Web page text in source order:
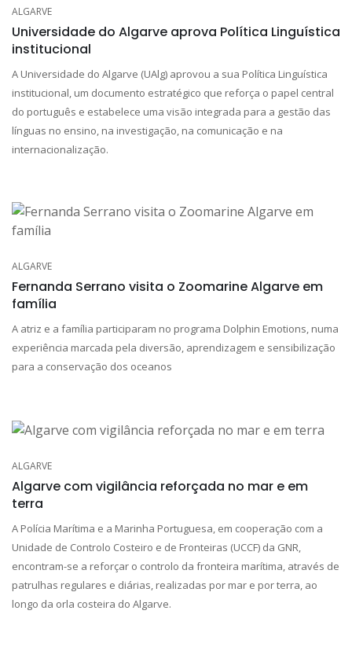
ALGARVE
Universidade do Algarve aprova Política Linguística
institucional
A Universidade do Algarve (UAlg) aprovou a sua Política Linguística
institucional, um documento estratégico que reforça o papel central
do português e estabelece uma visão integrada para a gestão das
línguas no ensino, na investigação, na comunicação e na
internacionalização.
ALGARVE
Fernanda Serrano visita o Zoomarine Algarve em
família
A atriz e a família participaram no programa Dolphin Emotions, numa
experiência marcada pela diversão, aprendizagem e sensibilização
para a conservação dos oceanos
ALGARVE
Algarve com vigilância reforçada no mar e em
terra
A Polícia Marítima e a Marinha Portuguesa, em cooperação com a
Unidade de Controlo Costeiro e de Fronteiras (UCCF) da GNR,
encontram-se a reforçar o controlo da fronteira marítima, através de
patrulhas regulares e diárias, realizadas por mar e por terra, ao
longo da orla costeira do Algarve.